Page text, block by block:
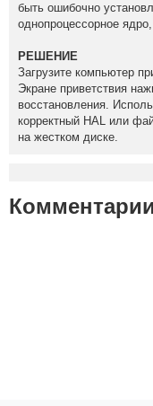
быть ошибочно
однопроцессорное
РЕШЕНИЕ
Загрузите компьютер
Экране приветствия
восстановления.
корректный HAL или
на жестком диске.
Комментарии